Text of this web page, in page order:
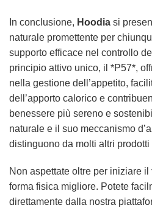
In conclusione, Hoodia si
naturale promettente per
supporto efficace nel controllo
principio attivo unico, il *P57*,
nella gestione dell’appetito,
dell’apporto calorico e
benessere più sereno e
naturale e il suo meccanismo
distinguono da molti altri prodotti
Non aspettate oltre per iniziare
forma fisica migliore. Potete
direttamente dalla nostra